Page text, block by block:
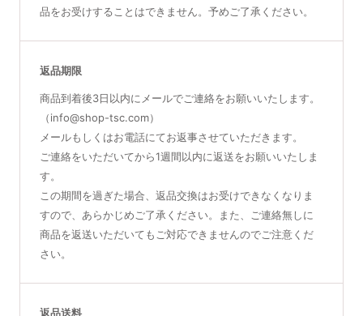
品をお受けすることはできません。予めご了承ください。
返品期限
商品到着後3日以内にメールでご連絡をお願いいたします。
（info@shop-tsc.com）
メールもしくはお電話にてお返事させていただきます。
ご連絡をいただいてから1週間以内に返送をお願いいたしま
す。
この期間を過ぎた場合、返品交換はお受けできなくなりま
すので、あらかじめご了承ください。また、ご連絡無しに
商品を返送いただいてもご対応できませんのでご注意くだ
さい。
返品送料